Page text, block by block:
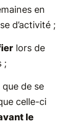
en
d’activité ;
lors de
;
que de se
celle-ci
le